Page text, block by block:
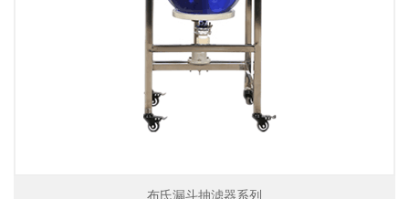
布氏漏斗抽滤器系列